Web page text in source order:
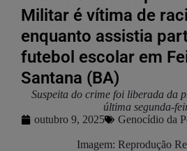
Militar é vítima de
enquanto assistia
futebol escolar em
Santana (BA)
Suspeita do crime foi liberada da
última segunda-
outubro 9, 2025
Genocídio da
Imagem: Reprodução